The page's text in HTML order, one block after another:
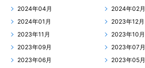
2024年04月
2024年02月
2024年01月
2023年12月
2023年11月
2023年10月
2023年09月
2023年07月
2023年06月
2023年05月